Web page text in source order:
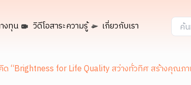
งทุน วิดีโอสาระความรู้ เกี่ยวกับเรา
ด “Brightness for Life Quality สว่างทั่วทิศ สร้างคุณภ